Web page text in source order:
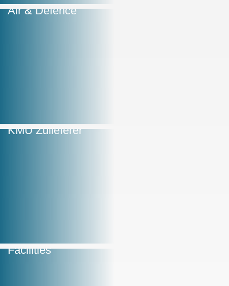
Air & Defence
KMU Zulieferer
Facilities